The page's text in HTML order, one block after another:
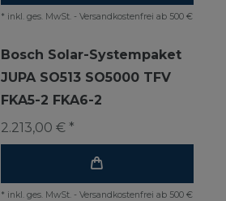
* inkl. ges. MwSt. - Versandkostenfrei ab 500 €
Bosch Solar-Systempaket
JUPA SO513 SO5000 TFV
FKA5-2 FKA6-2
2.213,00 € *
* inkl. ges. MwSt. - Versandkostenfrei ab 500 €